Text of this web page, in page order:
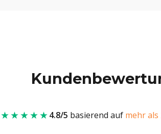
★★★★★4.8/5 basierend auf mehr